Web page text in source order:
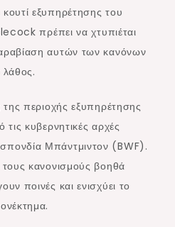
εξυπηρέτησης του
πρέπει να χτυπιέται
αυτών των κανόνων
της περιοχής εξυπηρέτησης
κυβερνητικές αρχές
Μπάντμιντον (BWF).
κανονισμούς βοηθά
ποινές και ενισχύει το